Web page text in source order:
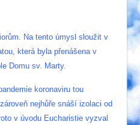
Na tento úmysl sloužit v
která byla přenášena v
Domu sv. Marty.
koronaviru tou
nejhůře snáší izolaci od
v úvodu Eucharistie vyzval